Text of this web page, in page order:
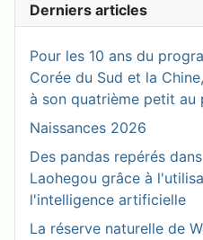
Derniers articles
Pour les 10 ans du
Corée du Sud et la
à son quatrième petit au
Naissances 2026
Des pandas repérés
Laohegou grâce à
l'intelligence artificielle
La réserve naturelle de